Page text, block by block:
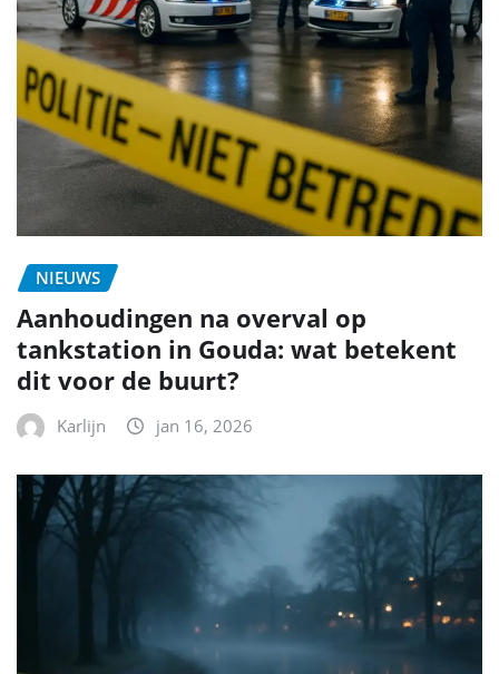
NIEUWS
Aanhoudingen na overval op
tankstation in Gouda: wat betekent
dit voor de buurt?
Karlijn jan 16, 2026